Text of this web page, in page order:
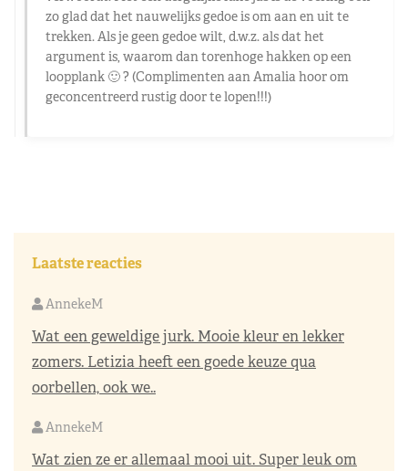
zo glad dat het nauwelijks gedoe is om aan en uit te
trekken. Als je geen gedoe wilt, d.w.z. als dat het
argument is, waarom dan torenhoge hakken op een
loopplank 🙂 ? (Complimenten aan Amalia hoor om
geconcentreerd rustig door te lopen!!!)
Laatste reacties
AnnekeM
Wat een geweldige jurk. Mooie kleur en lekker
zomers. Letizia heeft een goede keuze qua
oorbellen, ook we..
AnnekeM
Wat zien ze er allemaal mooi uit. Super leuk om